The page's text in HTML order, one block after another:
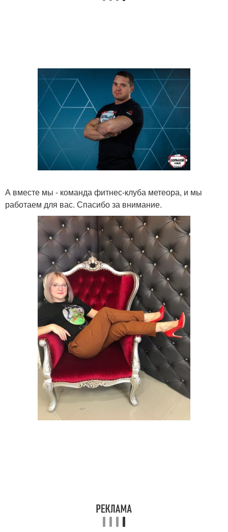
А вместе мы - команда фитнес-клуба метеора, и мы
работаем для вас. Спасибо за внимание.